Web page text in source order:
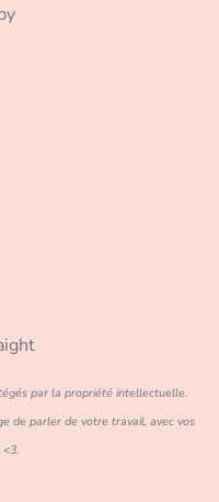
par la propriété intellectuelle.
de parler de votre travail, avec vos